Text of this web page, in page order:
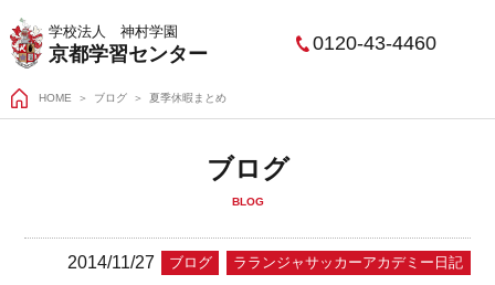
学校法人 神村学園
京都学習センター 0120-43-4460
HOME ＞ ブログ 夏季休暇まとめ
ブログ
BLOG
2014/11/27 ブログ ラランジャサッカーアカデミー日記